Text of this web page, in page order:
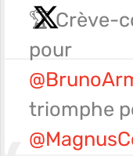
🏆 Crève-
pour
triomphe